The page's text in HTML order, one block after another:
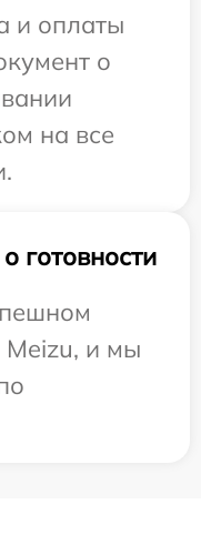
и оплаты
о
на все
готовности
Meizu, и мы